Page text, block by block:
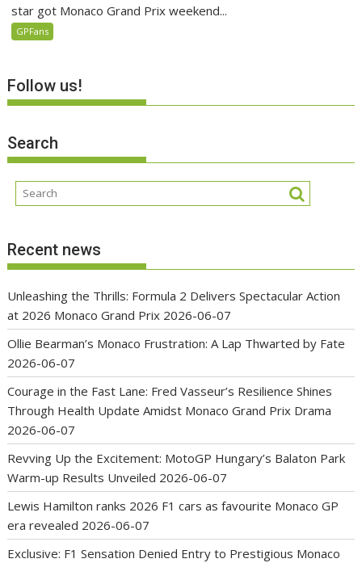
star got Monaco Grand Prix weekend...
GPFans
Follow us!
Search
Recent news
Unleashing the Thrills: Formula 2 Delivers Spectacular Action
at 2026 Monaco Grand Prix 2026-06-07
Ollie Bearman’s Monaco Frustration: A Lap Thwarted by Fate
2026-06-07
Courage in the Fast Lane: Fred Vasseur’s Resilience Shines
Through Health Update Amidst Monaco Grand Prix Drama
2026-06-07
Revving Up the Excitement: MotoGP Hungary’s Balaton Park
Warm-up Results Unveiled 2026-06-07
Lewis Hamilton ranks 2026 F1 cars as favourite Monaco GP
era revealed 2026-06-07
Exclusive: F1 Sensation Denied Entry to Prestigious Monaco